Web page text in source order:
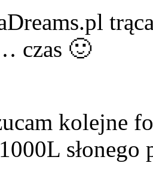
czas 🙂
kolejne
słonego